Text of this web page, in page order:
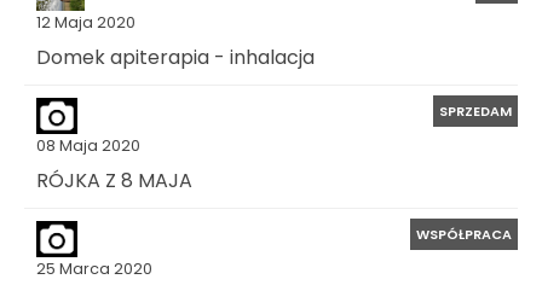
12 Maja 2020
Domek apiterapia - inhalacja
08 Maja 2020
SPRZEDAM
RÓJKA Z 8 MAJA
25 Marca 2020
WSPÓŁPRACA